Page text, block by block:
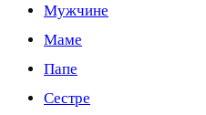
Мужчине
Маме
Папе
Сестре